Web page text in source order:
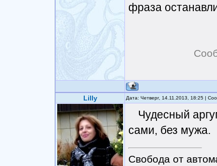
фраза
Lilly Дата: Четверг, 14.11.2013, 18:25 |
Чудесный
сами, без мужа.
Свобода от